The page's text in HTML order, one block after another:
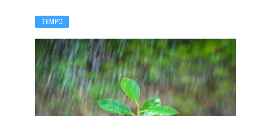
TEMPO